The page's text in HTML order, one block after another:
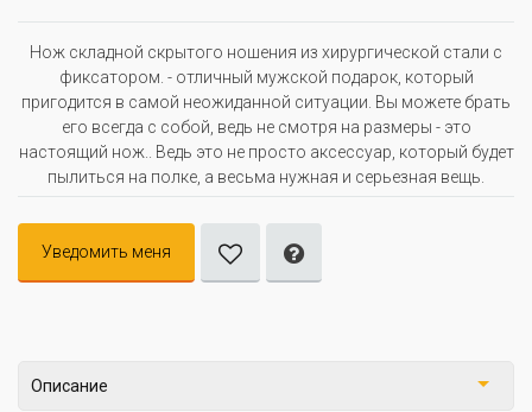
Нож складной скрытого ношения из хирургической стали с
фиксатором. - отличный мужской подарок, который
пригодится в самой неожиданной ситуации. Вы можете брать
его всегда с собой, ведь не смотря на размеры - это
настоящий нож.. Ведь это не просто аксессуар, который будет
пылиться на полке, а весьма нужная и серьезная вещь.
Уведомить меня
Описание